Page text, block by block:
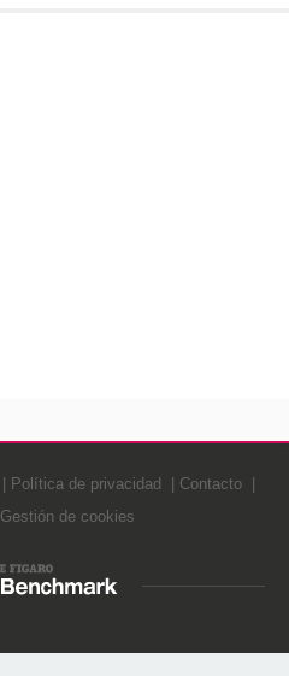
Política de privacidad
Contacto
Gestión de cookies